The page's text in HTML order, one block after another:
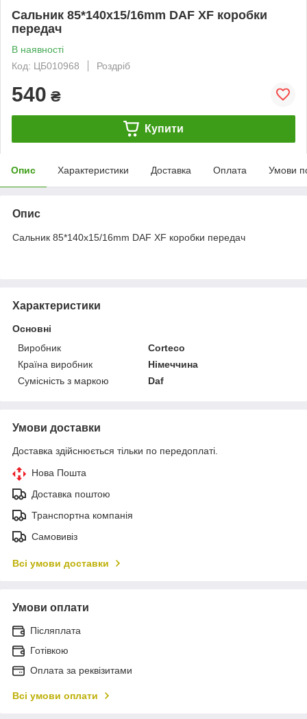
Сальник 85*140x15/16mm DAF XF коробки
передач
В наявності
Код: ЦБ010968
Роздріб
540 ₴
Купити
Опис Характеристики Доставка Оплата Умови
Опис
Сальник 85*140x15/16mm DAF XF коробки передач
Характеристики
Основні
Виробник
Corteco
Країна виробник
Німеччина
Сумісність з маркою
Daf
Умови доставки
Доставка здійснюється тільки по передоплаті.
Нова Пошта
Доставка поштою
Транспортна компанія
Самовивіз
Всі умови доставки
Умови оплати
Післяплата
Готівкою
Оплата за реквізитами
Всі умови оплати